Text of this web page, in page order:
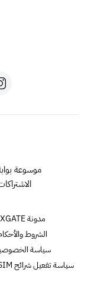
مدونة XGATE
الشروط
سياسة
سياسة تفعيل شرائح SIM و eSIM